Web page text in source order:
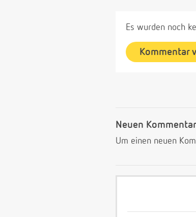
Es wurden noch
Kommentar
Neuen
Um einen neuen